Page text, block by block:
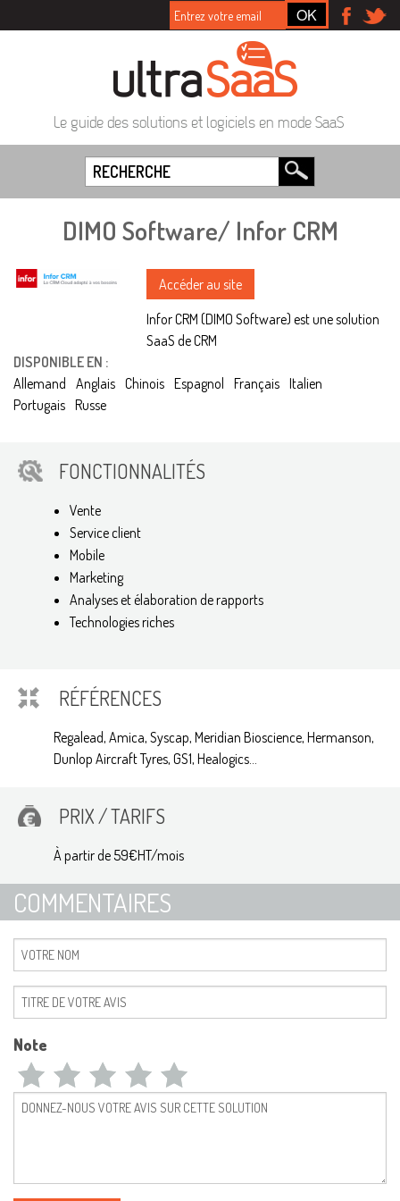
Le guide des solutions et logiciels en mode SaaS
DIMO Software/ Infor CRM
Accéder au site
Infor CRM (DIMO Software) est une solution
SaaS de CRM
DISPONIBLE EN :
Allemand Anglais Chinois Espagnol Français Italien
Portugais Russe
FONCTIONNALITÉS
Vente
Service client
Mobile
Marketing
Analyses et élaboration de rapports
Technologies riches
RÉFÉRENCES
Regalead, Amica, Syscap, Meridian Bioscience, Hermanson,
Dunlop Aircraft Tyres, GS1, Healogics...
PRIX / TARIFS
À partir de 59€HT/mois
COMMENTAIRES
Note